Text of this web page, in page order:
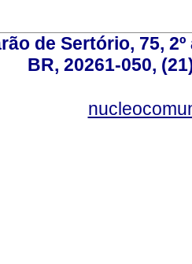
de Sertório, 75,
BR, 20261-050,